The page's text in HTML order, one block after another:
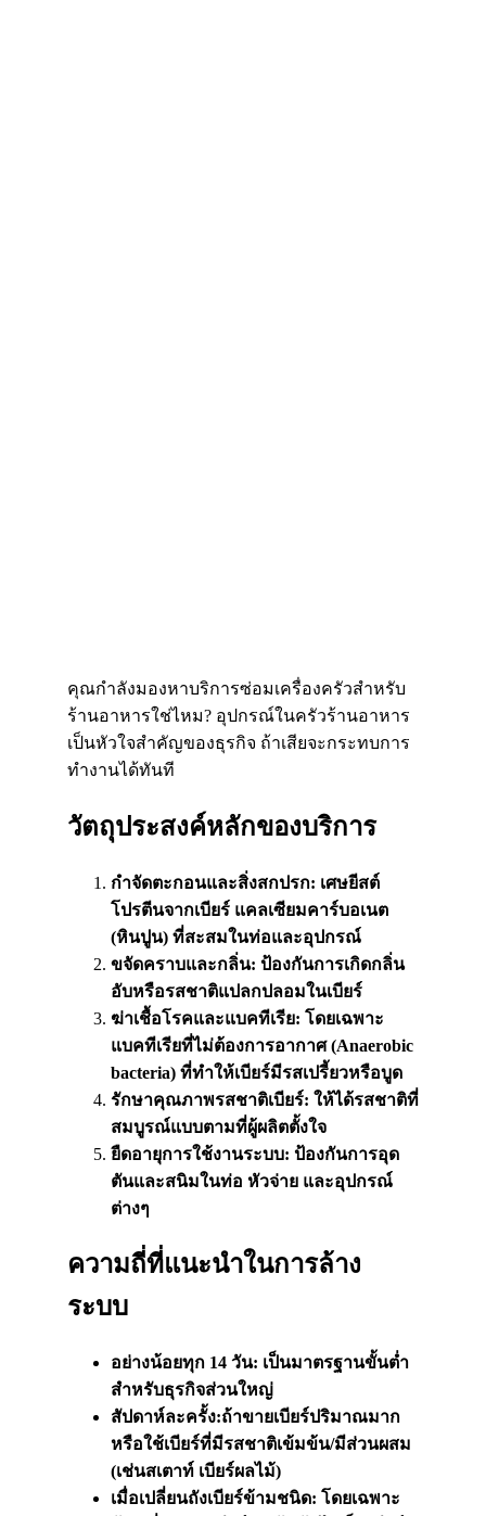
คุณกำลังมองหาบริการซ่อมเครื่องครัวสำหรับ
ร้านอาหารใช่ไหม? อุปกรณ์ในครัวร้านอาหาร
เป็นหัวใจสำคัญของธุรกิจ ถ้าเสียจะกระทบการ
ทำงานได้ทันที
วัตถุประสงค์หลักของบริการ
กำจัดตะกอนและสิ่งสกปรก: เศษยีสต์
โปรตีนจากเบียร์ แคลเซียมคาร์บอเนต
(หินปูน) ที่สะสมในท่อและอุปกรณ์
ขจัดคราบและกลิ่น: ป้องกันการเกิดกลิ่น
อับหรือรสชาติแปลกปลอมในเบียร์
ฆ่าเชื้อโรคและแบคทีเรีย: โดยเฉพาะ
แบคทีเรียที่ไม่ต้องการอากาศ (Anaerobic
bacteria) ที่ทำให้เบียร์มีรสเปรี้ยวหรือบูด
รักษาคุณภาพรสชาติเบียร์: ให้ได้รสชาติที่
สมบูรณ์แบบตามที่ผู้ผลิตตั้งใจ
ยืดอายุการใช้งานระบบ: ป้องกันการอุด
ตันและสนิมในท่อ หัวจ่าย และอุปกรณ์
ต่างๆ
ความถี่ที่แนะนำในการล้าง
ระบบ
อย่างน้อยทุก 14 วัน: เป็นมาตรฐานขั้นต่ำ
สำหรับธุรกิจส่วนใหญ่
สัปดาห์ละครั้ง:ถ้าขายเบียร์ปริมาณมาก
หรือใช้เบียร์ที่มีรสชาติเข้มข้น/มีส่วนผสม
(เช่นสเตาท์ เบียร์ผลไม้)
เมื่อเปลี่ยนถังเบียร์ข้ามชนิด: โดยเฉพาะ